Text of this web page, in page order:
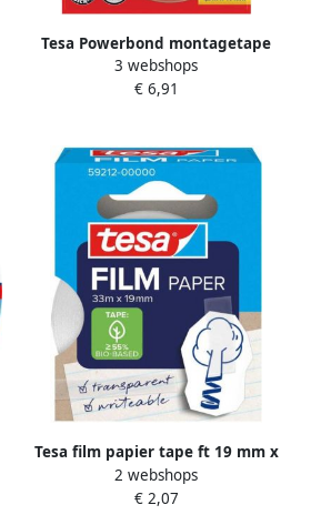
Tesa Powerbond montagetape
Ultra Strong dubbelzijdig ft 19
mm x 1 5 m wit op blister
3 webshops
€ 6,91
Tesa film papier tape ft 19 mm x
33 m transparant
2 webshops
€ 2,07